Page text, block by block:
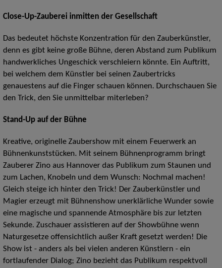
Close-Up-Zauberei inmitten der Gesellschaft
Das bedeutet höchste Konzentration für den Zauberkünstler,
denn es gibt keine große Bühne, deren Abstand zum Publikum
handwerkliches Ungeschick verschleiern könnte. Ein Auftritt,
bei welchem dem Künstler bei seinen Zaubertricks
genauestens auf die Finger schauen können. Durchschauen Sie
den Trick, den Sie unmittelbar miterleben?
Stand-Up auf der Bühne
Kreative, originelle Zaubershow mit einem Feuerwerk an
Bühnenkunststücken. Mit seinem Bühnenprogramm bringt
Zauberer Zino aus Hannover das Publikum zum Staunen und
zum Lachen, Knobeln und dem Wunsch: Nochmal machen!
Gleich steige ich hinter den Trick! Der Zauberkünstler und
Magier erzeugt mit Bühnenshow unerklärliche Wunder sowie
eine magische und spannende Atmosphäre bis zur letzten
Sekunde. Zuschauer assistieren auf der Showbühne wenn
Naturgesetze offensichtlich außer Kraft gesetzt werden! Die
Show ist - anders als bei vielen anderen Künstlern - ein
fortlaufender Dialog; Zino bezieht das Publikum respektvoll